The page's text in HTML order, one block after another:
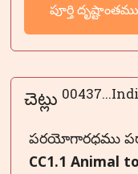
పూర్తి
చెట్లు
పరయోగారధము
CC1.1 Animal